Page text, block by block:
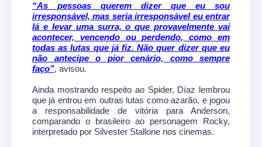
“As pessoas querem dizer que eu sou
irresponsável, mas seria irresponsável eu entrar
lá e levar uma surra, o que provavelmente vai
acontecer, vencendo ou perdendo, como em
todas as lutas que já fiz. Não quer dizer que eu
não antecipe o pior cenário, como sempre
faço”, avisou.
Ainda mostrando respeito ao Spider, Díaz lembrou
que já entrou em outras lutas como azarão, e jogou
a responsabilidade de vitória para Anderson,
comparando o brasileiro ao personagem Rocky,
interpretado por Silvester Stallone nos cinemas.